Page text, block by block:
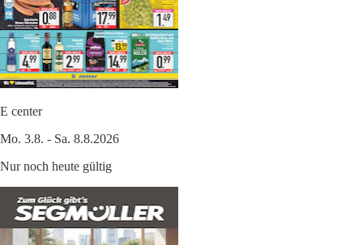
E center
Mo. 3.8. - Sa. 8.8.2026
Nur noch heute gültig